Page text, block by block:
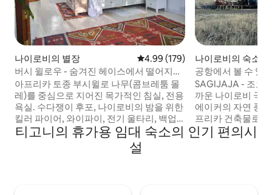
나이로비의 별장 평점 4.99점(5점 만점), 후기 179
4.99 (179)
버시 윌로우 - 숨겨진 헤이스에서 떨어지는
햇살.
아프리카 토종 부시윌로 나무(콤브레툼 몰
레)를 중심으로 지어진 목가적인 침실, 전용
욕실. 수다쟁이 후포, 나이로비의 밤을 위한
킬러 파이어, 와이파이, 전기 울타리, 백업
인버터 및 발전기, 베란다 2개, 마실 수 있는
시추공 물, 성숙한 정원 및 나무가 완비되어
나이로비의 숙소
공항에서 볼 수 있
SAGIJAJA - 조모
까운 나이로비 국
에이커의 자연 풍
프리카 건축물로,
다. 3000평방 피트의 개방형 구조로 부분적
으로 매달려 있으
티고니의 휴가용 임대 숙소의 인기 편의시
설